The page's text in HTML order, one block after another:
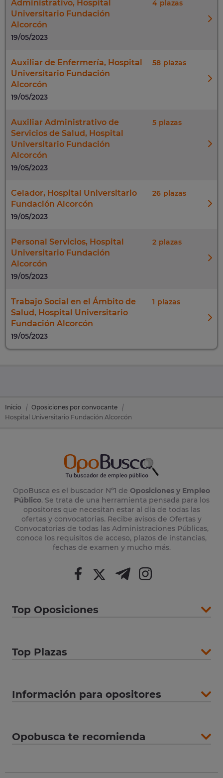
Administrativo, Hospital
Universitario Fundación
Alcorcón
4
19/05/2023
Auxiliar de Enfermería, Hospital
Universitario Fundación
Alcorcón
58
19/05/2023
Auxiliar Administrativo de
Servicios de Salud, Hospital
Universitario Fundación
Alcorcón
5
19/05/2023
Celador, Hospital Universitario
Fundación Alcorcón
26
19/05/2023
Personal Servicios, Hospital
Universitario Fundación
Alcorcón
2
19/05/2023
Trabajo Social en el Ámbito de
Salud, Hospital Universitario
Fundación Alcorcón
1
19/05/2023
Inicio
Oposiciones por convocante
Hospital Universitario Fundación Alcorcón
OpoBusca es el buscador Nº1 de Oposiciones y Empleo
Público. Se trata de una herramienta pensada para los
opositores que necesitan estar al día de todas las
ofertas y convocatorias. Recibe avisos de Ofertas y
Convocatorias de todas las Administraciones Públicas,
conoce los requisitos de acceso, plazos de instancias,
fechas de examen y mucho más.
Top Oposiciones
Top Plazas
Información para opositores
Opobusca te recomienda